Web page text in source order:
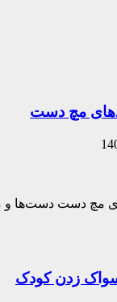
مچ دست
مچ دست دست‌ها
زدن کودک